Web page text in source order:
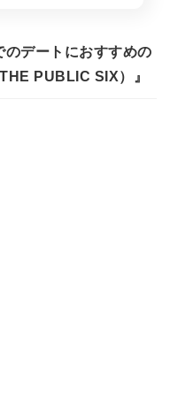
デートにおすすめの
PUBLIC SIX）』